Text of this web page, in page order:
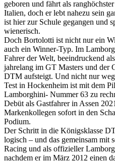
geboren und fährt als
Italien, doch er lebt nahezu sein
ist hier zur Schule gegangen und
wienerisch.
Doch Bortolotti ist nicht nur ein
auch ein Winner-Typ. Im
Fahrer der Welt, beeindruckend
jahrelang im GT Masters und der
DTM aufsteigt. Und nicht nur
Test in Hockenheim ist mit dem
Lamborghini- Nummer 63 zu
Debüt als Gastfahrer in Assen
Markenkollegen sofort in den
Podium.
Der Schritt in die Königsklasse
logisch – und das gemeinsam mit
Racing und als offizieller
nachdem er im März 2012 einen